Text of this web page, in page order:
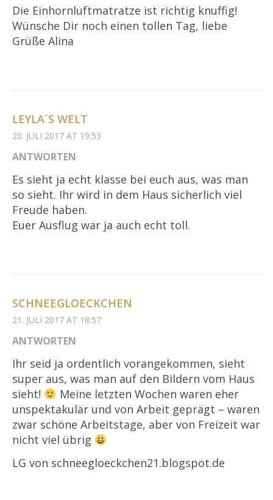
Die Einhornluftmatratze ist richtig knuffig!
Wünsche Dir noch einen tollen Tag, liebe
Grüße Alina
LEYLA´S WELT
20. JULI 2017 AT 19:53
ANTWORTEN
Es sieht ja echt klasse bei euch aus, was man
so sieht. Ihr wird in dem Haus sicherlich viel
Freude haben.
Euer Ausflug war ja auch echt toll.
SCHNEEGLOECKCHEN
21. JULI 2017 AT 18:57
ANTWORTEN
Ihr seid ja ordentlich vorangekommen, sieht
super aus, was man auf den Bildern vom Haus
sieht!
Meine letzten Wochen waren eher
unspektakulär und von Arbeit geprägt – waren
zwar schöne Arbeitstage, aber von Freizeit war
nicht viel übrig
LG von schneegloeckchen21.blogspot.de